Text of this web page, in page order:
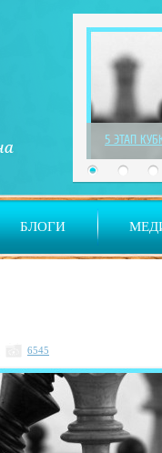
БЛОГИ
1 ЭТАП
6545